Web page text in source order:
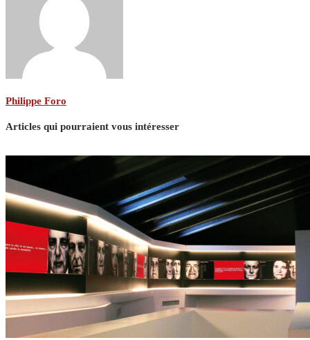
Philippe Foro
Articles qui pourraient vous intéresser